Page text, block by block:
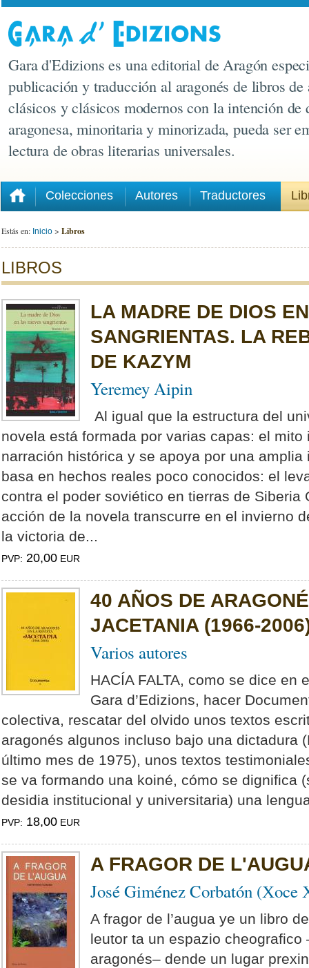
Gara d'Edizions es una editorial de Aragón
publicación y traducción al aragonés de libros de
clásicos y clásicos modernos con la intención de
aragonesa, minoritaria y minorizada, pueda ser
lectura de obras literarias universales.
Colecciones Autores Traductores
Estás en: Inicio > Libros
LIBROS
LA MADRE DE DIOS
SANGRIENTAS. LA
DE KAZYM
Yeremey Aipin
Al igual que la estructura del
novela está formada por varias capas: el
narración histórica y se apoya por una
basa en hechos reales poco conocidos: el
contra el poder soviético en tierras de Siberia
acción de la novela transcurre en el invierno
la victoria de...
PVP: 20,00 EUR
40 AÑOS DE
JACETANIA (1966-
Varios autores
HACÍA FALTA, como se dice en
Gara d’Edizions, hacer
colectiva, rescatar del olvido unos textos
aragonés algunos incluso bajo una dictadura
último mes de 1975), unos textos
se va formando una koiné, cómo se dignifica
desidia institucional y universitaria) una
PVP: 18,00 EUR
A FRAGOR DE
José Giménez Corbatón
A fragor de l’augua ye un libro
leutor ta un espazio cheografico
aragonés– dende un lugar